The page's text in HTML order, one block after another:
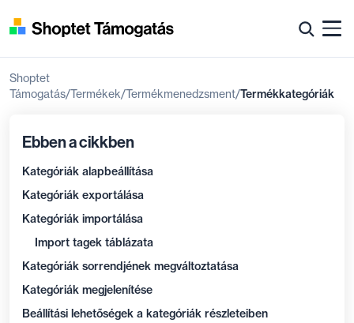
Shoptet
Támogatás Termékek Termékmenedzsment Termékkategóriák
Ebben a cikkben
Kategóriák alapbeállítása
Kategóriák exportálása
Kategóriák importálása
Import tagek táblázata
Kategóriák sorrendjének megváltoztatása
Kategóriák megjelenítése
Beállítási lehetőségek a kategóriák részleteiben